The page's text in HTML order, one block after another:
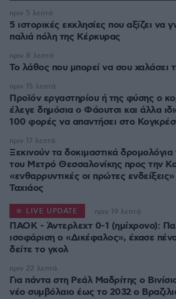
5 ιστορικές εκκλησίες που αξίζει να
παλιά πόλη της Κέρκυρας
πριν 5 λεπτά
Το λάθος που μπορεί να σου χαλάσει
πριν 8 λεπτά
Προϊόν εργαστηρίου ή της φύσης ο
έλεγε δημόσια ο Φάουτσι και άλλα
100 φορές να απαντήσει στο
πριν 15 λεπτά
Ξεκινούν τα δοκιμαστικά
του Μετρό Θεσσαλονίκης προς την
«ενθαρρυντικές οι πρώτες
Ταχιάος
πριν 17 λεπτά
ΠΑΟΚ - Άντερλεχτ 0-1 (ημίχρονο):
ισοφάριση ο «Δικέφαλος», έχασε
LIVE UPDATE πριν 19 λεπτά
Για πάντα στη Ρεάλ Μαδρίτης ο
νέο συμβόλαιο έως το 2032 ο
πριν 22 λεπτά